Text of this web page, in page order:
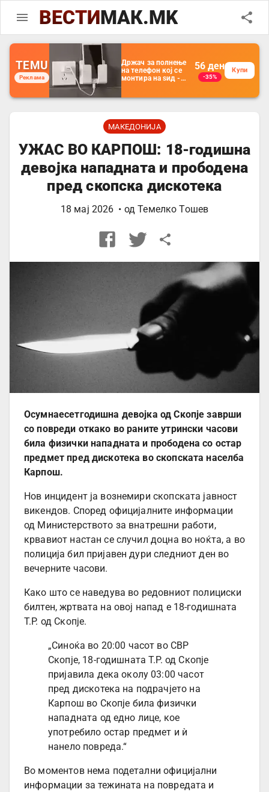
ВЕСТИМАК.MK
TEMU
Реклама
Држач за полнење
на телефон кој се
монтира на ѕид -
организатор за
далечински
управувач
56 ден
-35%
Купи
МАКЕДОНИЈА
УЖАС ВО КАРПОШ: 18-годишна
девојка нападната и прободена
пред скопска дискотека
18 мај 2026 • одТемелко Тошев
Осумнаесетгодишна девојка од Скопје заврши
со повреди откако во раните утрински часови
била физички нападната и прободена со остар
предмет пред дискотека во скопската населба
Карпош.
Нов инцидент ја вознемири скопската јавност
викендов. Според официјалните информации
од Министерството за внатрешни работи,
крвавиот настан се случил доцна во ноќта, а во
полиција бил пријавен дури следниот ден во
вечерните часови.
Како што се наведува во редовниот полициски
билтен, жртвата на овој напад е 18-годишната
Т.Р. од Скопје.
„Синоќа во 20:00 часот во СВР
Скопје, 18-годишната Т.Р. од Скопје
пријавила дека околу 03:00 часот
пред дискотека на подрачјето на
Карпош во Скопје била физички
нападната од едно лице, кое
употребило остар предмет и ѝ
нанело повреда.“
Во моментов нема подетални официјални
информации за тежината на повредата и